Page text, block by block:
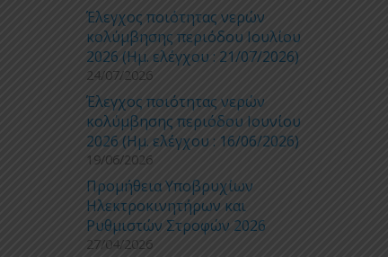
Έλεγχος ποιότητας νερών
κολύμβησης περιόδου Ιουλίου
2026 (Ημ. ελέγχου : 21/07/2026)
24/07/2026
Έλεγχος ποιότητας νερών
κολύμβησης περιόδου Ιουνίου
2026 (Ημ. ελέγχου : 16/06/2026)
19/06/2026
Προμήθεια Υποβρυχίων
Ηλεκτροκινητήρων και
Ρυθμιστών Στροφών 2026
27/04/2026